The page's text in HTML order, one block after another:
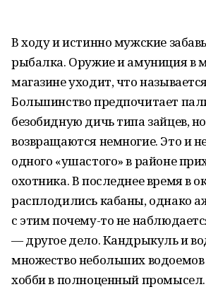
В ходу и истинно мужские
рыбалка. Оружие и амуниция в
магазине уходит, что
Большинство предпочитает
безобидную дичь типа зайцев,
возвращаются немногие. Это и
одного «ушастого» в районе
охотника. В последнее время в
расплодились кабаны, однако
с этим почему-то не
— другое дело. Кандрыкуль и
множество небольших водоемов
хобби в полноценный промысел.